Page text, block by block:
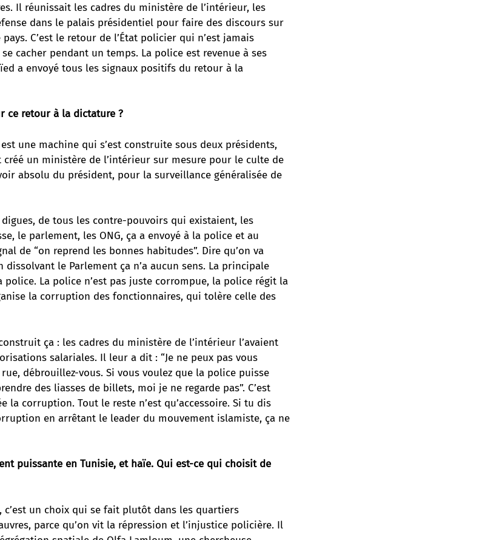
Il réunissait les cadres du ministère de l’intérieur, les
dans le palais présidentiel pour faire des discours sur
C’est le retour de l’État policier qui n’est jamais
cacher pendant un temps. La police est revenue à ses
a envoyé tous les signaux positifs du retour à la
ce retour à la dictature ?
une machine qui s’est construite sous deux présidents,
un ministère de l’intérieur sur mesure pour le culte de
absolu du président, pour la surveillance généralisée de
de tous les contre-pouvoirs qui existaient, les
le parlement, les ONG, ça a envoyé à la police et au
de “on reprend les bonnes habitudes”. Dire qu’on va
le Parlement ça n’a aucun sens. La principale
police. La police n’est pas juste corrompue, la police régit la
la corruption des fonctionnaires, qui tolère celle des
ça : les cadres du ministère de l’intérieur l’avaient
salariales. Il leur a dit : “Je ne peux pas vous
débrouillez-vous. Si vous voulez que la police puisse
des liasses de billets, moi je ne regarde pas”. C’est
la corruption. Tout le reste n’est qu’accessoire. Si tu dis
en arrêtant le leader du mouvement islamiste, ça ne
puissante en Tunisie, et haïe. Qui est-ce qui choisit de
c’est un choix qui se fait plutôt dans les quartiers
parce qu’on vit la répression et l’injustice policière. Il